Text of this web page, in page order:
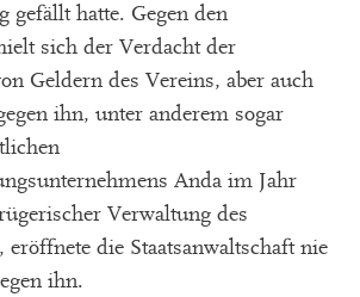
gefällt hatte. Gegen den
sich der Verdacht der
Geldern des Vereins, aber auch
ihn, unter anderem sogar
Anda im Jahr
Verwaltung des
eröffnete die Staatsanwaltschaft nie
ihn.